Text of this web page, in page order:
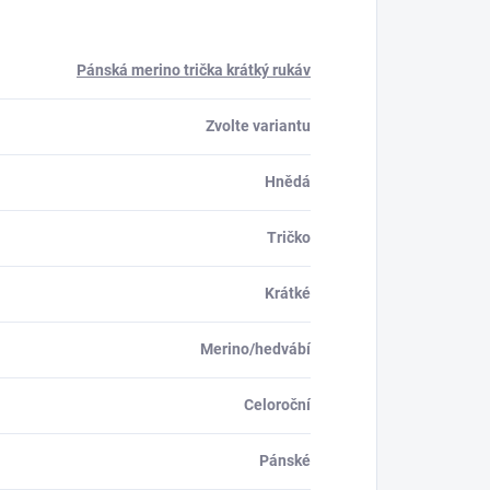
Pánská merino trička krátký rukáv
Zvolte variantu
Hnědá
Tričko
Krátké
Merino/hedvábí
Celoroční
Pánské